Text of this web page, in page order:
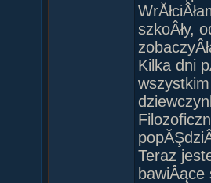
szkoÂły,
Kilka dni
Teraz